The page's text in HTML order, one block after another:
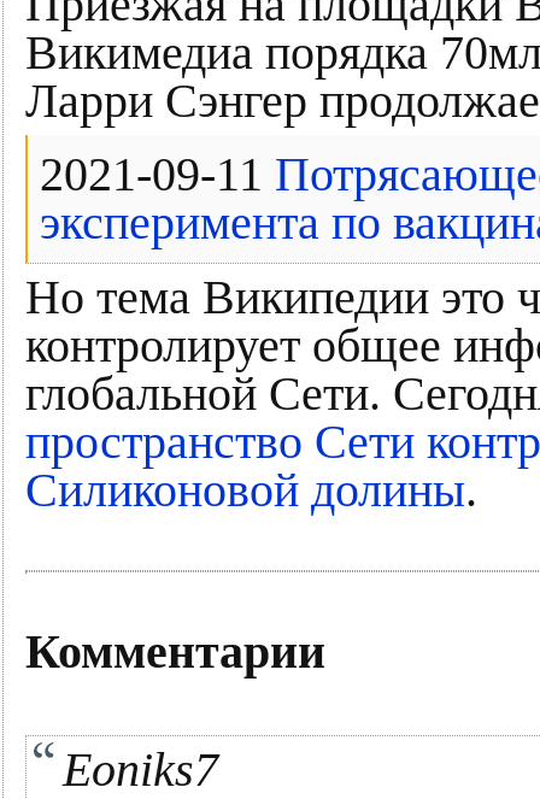
Викимедиа порядка
Ларри Сэнгер
2021-09-11
эксперимента по
Но тема Википедии это
контролирует общее
глобальной Сети.
пространство Сети
Силиконовой долины.
Комментарии
Eoniks7